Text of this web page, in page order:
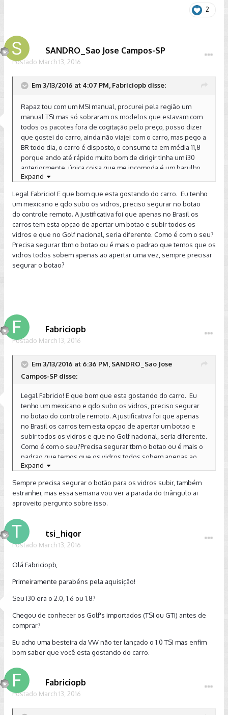
2
SANDRO_Sao Jose Campos-SP
Postado March 13, 2016
Em 3/13/2016 at 4:07 PM, Fabriciopb disse:
Rapaz tou com um MSI manual, procurei pela região um
manual TSI mas só sobraram os modelos que estavam com
todos os pacotes fora de cogitação pelo preço, posso dizer
que gostei do carro, ainda não viajei com o carro, mas pego a
BR todo dia, o carro é disposto, o consumo ta em média 11,8
porque ando até rápido muito bom de dirigir tinha um i30
anteriormente, única coisa que me incomoda é um barulho
na mala segundo a ccs é o triângulo. Botei 150km/h até agora
69,900.
Expand
Legal Fabricio! E que bom que esta gostando do carro. Eu tenho
um mexicano e qdo subo os vidros, preciso segurar no botao
do controle remoto. A justificativa foi que apenas no Brasil os
carros tem esta opçao de apertar um botao e subir todos os
vidros e que no Golf nacional, seria diferente. Como é com o seu?
Precisa segurar tbm o botao ou é mais o padrao que temos que os
vidros todos sobem apenas ao apertar uma vez, sempre precisar
segurar o botao?
Fabriciopb
Postado March 13, 2016
Em 3/13/2016 at 6:36 PM, SANDRO_Sao Jose
Campos-SP disse:
Legal Fabricio! E que bom que esta gostando do carro. Eu
tenho um mexicano e qdo subo os vidros, preciso segurar
no botao do controle remoto. A justificativa foi que apenas
no Brasil os carros tem esta opçao de apertar um botao e
subir todos os vidros e que no Golf nacional, seria diferente.
Como é com o seu?Precisa segurar tbm o botao ou é mais o
padrao que temos que os vidros todos sobem apenas ao
apertar uma vez, sempre precisar segurar o botao?
Expand
Sempre precisa segurar o botão para os vidros subir, também
estranhei, mas essa semana vou ver a parada do triângulo ai
aproveito pergunto sobre isso.
tsi_higor
Postado March 13, 2016
Olá Fabriciopb,
Primeiramente parabéns pela aquisição!
Seu i30 era o 2.0, 1.6 ou 1.8?
Chegou de conhecer os Golf's importados (TSI ou GTI) antes de
comprar?
Eu acho uma besteira da VW não ter lançado o 1.0 TSI mas enfim
bom saber que você esta gostando do carro.
Fabriciopb
Postado March 13, 2016